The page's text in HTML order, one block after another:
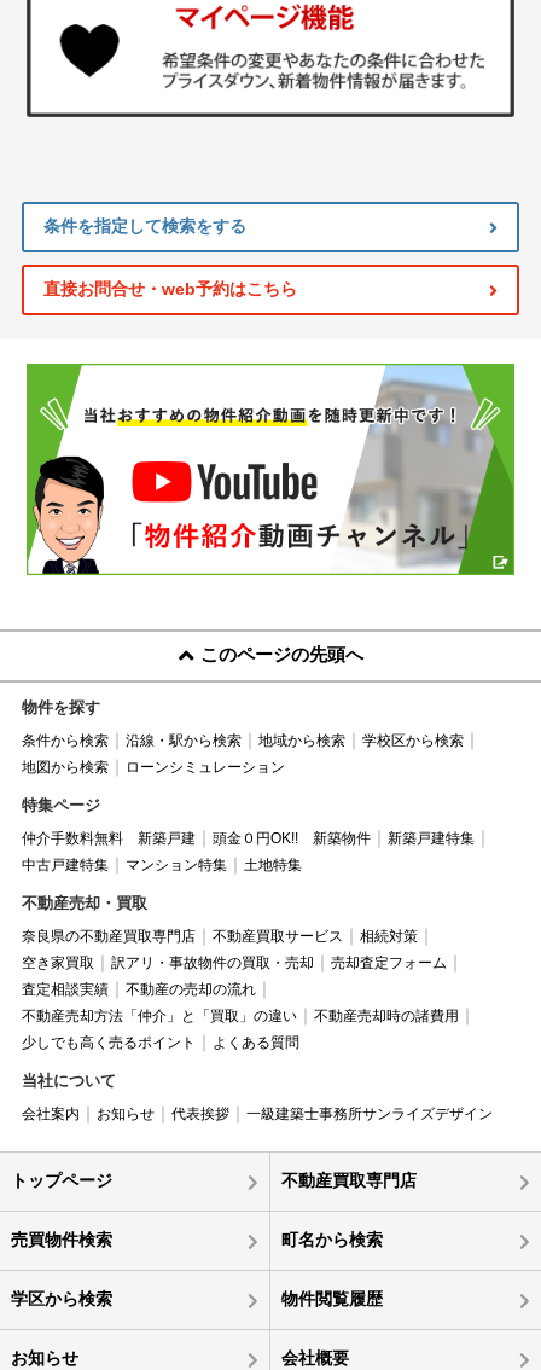
条件を指定して検索をする
直接お問合せ・web予約はこちら
このページの先頭へ
物件を探す
条件から検索 沿線・駅から検索 地域から検索
学校区から検索
地図から検索
ローンシミュレーション
特集ページ
仲介手数料無料 新築戸建 頭金０円OK!! 新築物件
新築戸建特集
中古戸建特集
マンション特集 土地特集
不動産売却・買取
奈良県の不動産買取専門店 不動産買取サービス
相続対策
空き家買取
訳アリ・事故物件の買取・売却
売却査定フォーム
査定相談実績
不動産の売却の流れ
不動産売却方法「仲介」と「買取」の違い
不動産売却時の諸費用
少しでも高く売るポイント
よくある質問
当社について
会社案内 お知らせ 代表挨拶 一級建築士事務所サンライズデザイン
トップページ 不動産買取専門店
売買物件検索 町名から検索
学区から検索 物件閲覧履歴
お知らせ 会社概要